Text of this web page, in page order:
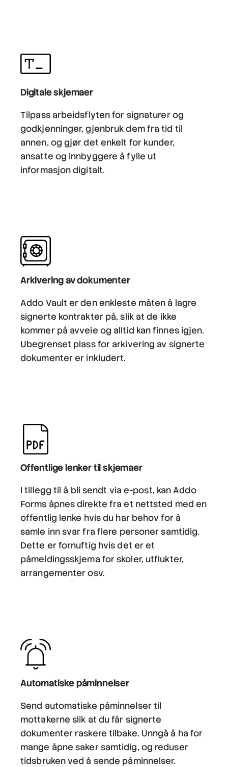
Digitale skjemaer
Tilpass arbeidsflyten for signaturer og
godkjenninger, gjenbruk dem fra tid til
annen, og gjør det enkelt for kunder,
ansatte og innbyggere å fylle ut
informasjon digitalt.
Arkivering av dokumenter
Addo Vault er den enkleste måten å lagre
signerte kontrakter på, slik at de ikke
kommer på avveie og alltid kan finnes igjen.
Ubegrenset plass for arkivering av signerte
dokumenter er inkludert.
Offentlige lenker til skjemaer
I tillegg til å bli sendt via e-post, kan Addo
Forms åpnes direkte fra et nettsted med en
offentlig lenke hvis du har behov for å
samle inn svar fra flere personer samtidig.
Dette er fornuftig hvis det er et
påmeldingsskjema for skoler, utflukter,
arrangementer osv.
Automatiske påminnelser
Send automatiske påminnelser til
mottakerne slik at du får signerte
dokumenter raskere tilbake. Unngå å ha for
mange åpne saker samtidig, og reduser
tidsbruken ved å sende påminnelser.